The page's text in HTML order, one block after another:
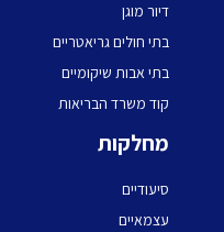
דיור מוגן
בתי חולים גריאטריים
בתי אבות שיקומיים
קוד משרד הבריאות
מחלקות
סיעודיים
עצמאיים